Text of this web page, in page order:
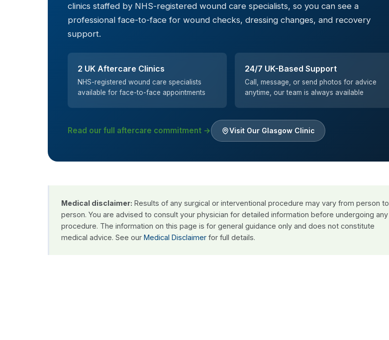
clinics staffed by NHS-registered wound care specialists, so you can see a
professional face-to-face for wound checks, dressing changes, and recovery
support.
2 UK Aftercare Clinics
NHS-registered wound care specialists
available for face-to-face appointments
24/7 UK-Based Support
Call, message, or send photos for advice
anytime, our team is always available
Read our full aftercare commitment → Visit Our Glasgow Clinic
Medical disclaimer: Results of any surgical or interventional procedure may vary from person to
person. You are advised to consult your physician for detailed information before undergoing any
procedure. The information on this page is for general guidance only and does not constitute
medical advice. See our Medical Disclaimer for full details.